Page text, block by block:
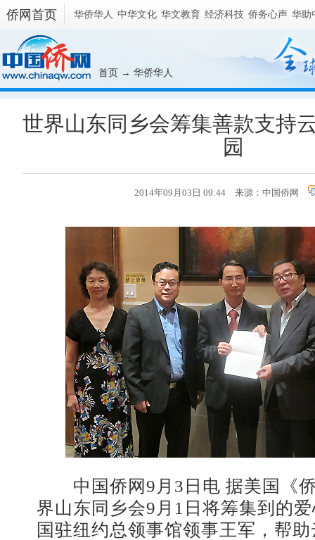
侨网首页 华侨华人 中华文化 华文教育 经济科技 侨务心声 华助
首页 → 华侨华人
世界山东同乡会筹集善款支持
园
2014年09月03日 09:44 来源： 中国侨网
中国侨网9月3日电 据美国《
界山东同乡会9月1日将筹集到的
国驻纽约总领事馆领事王军，帮